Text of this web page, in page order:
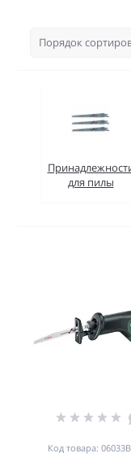
для пилы
Код товара: